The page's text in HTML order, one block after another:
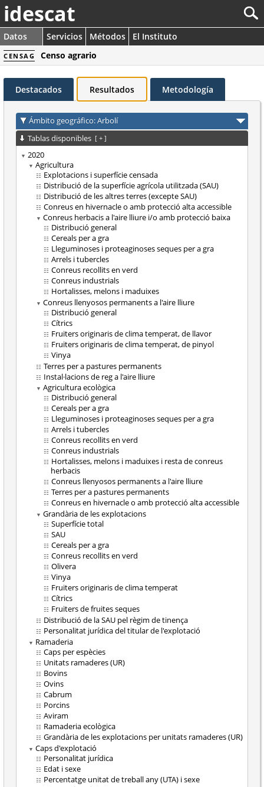
idescat
Datos Servicios Métodos El Instituto
CENSAG Censo agrario
Destacados Resultados Metodología
Ámbito geográfico: Arbolí
Tablas disponibles [ + ]
2020
Agricultura
Explotacions i superfície censada
Distribució de la superfície agrícola utilitzada (SAU)
Distribució de les altres terres (excepte SAU)
Conreus en hivernacle o amb protecció alta accessible
Conreus herbacis a l'aire lliure i/o amb protecció baixa
Distribució general
Cereals per a gra
Lleguminoses i proteaginoses seques per a gra
Arrels i tubercles
Conreus recollits en verd
Conreus industrials
Hortalisses, melons i maduixes
Conreus llenyosos permanents a l'aire lliure
Distribució general
Cítrics
Fruiters originaris de clima temperat, de llavor
Fruiters originaris de clima temperat, de pinyol
Vinya
Terres per a pastures permanents
Instal·lacions de reg a l'aire lliure
Agricultura ecològica
Distribució general
Cereals per a gra
Lleguminoses i proteaginoses seques per a gra
Arrels i tubercles
Conreus recollits en verd
Conreus industrials
Hortalisses, melons i maduixes i resta de conreus
herbacis
Conreus llenyosos permanents a l'aire lliure
Terres per a pastures permanents
Conreus en hivernacle o amb protecció alta accessible
Grandària de les explotacions
Superfície total
SAU
Cereals per a gra
Conreus recollits en verd
Olivera
Vinya
Fruiters originaris de clima temperat
Cítrics
Fruiters de fruites seques
Distribució de la SAU pel règim de tinença
Personalitat jurídica del titular de l'explotació
Ramaderia
Caps per espècies
Unitats ramaderes (UR)
Bovins
Ovins
Cabrum
Porcins
Aviram
Ramaderia ecològica
Grandària de les explotacions per unitats ramaderes (UR)
Caps d'explotació
Personalitat jurídica
Edat i sexe
Percentatge unitat de treball any (UTA) i sexe